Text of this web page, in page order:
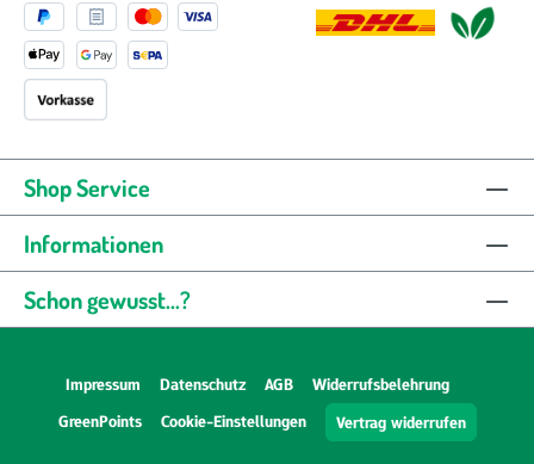
Shop Service
Informationen
Schon gewusst...?
Impressum Datenschutz AGB
Widerrufsbelehrung
GreenPoints
Cookie-Einstellungen Vertrag widerrufen